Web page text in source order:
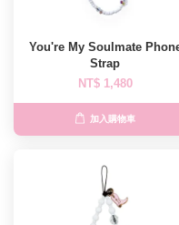
You're My Soulmate
Strap
NT$ 1,480
加入購物車